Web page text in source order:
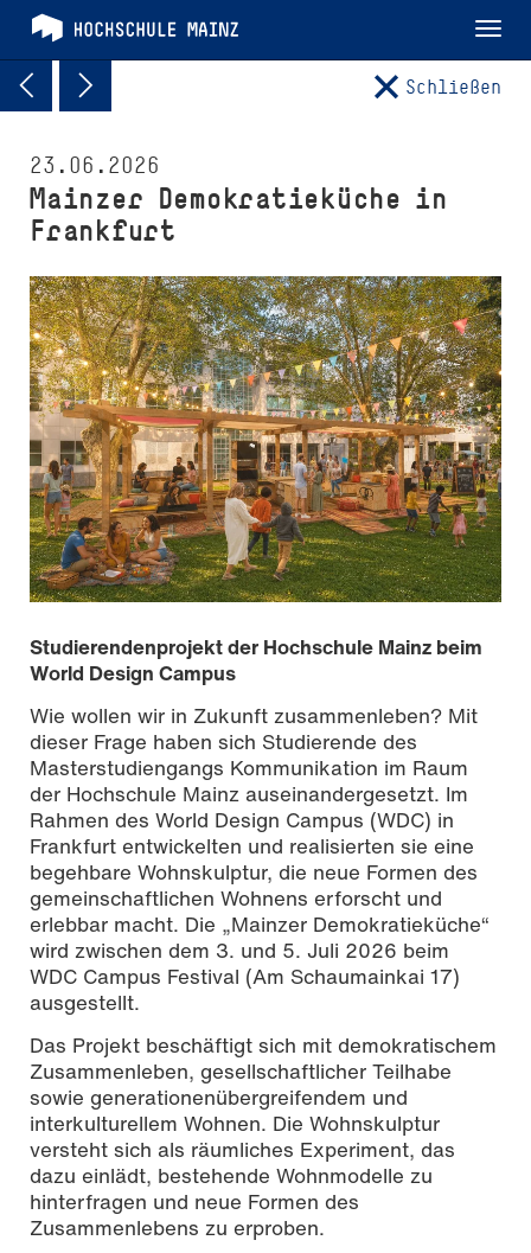
Schließen
23.06.2026
Mainzer De­mo­kra­tie­küche in
Frankfurt
Studierendenprojekt der Hochschule Mainz beim
World Design Campus
Wie wollen wir in Zukunft zusammenleben? Mit
dieser Frage haben sich Studierende des
Masterstudiengangs Kommunikation im Raum
der Hochschule Mainz auseinandergesetzt. Im
Rahmen des World Design Campus (WDC) in
Frankfurt entwickelten und realisierten sie eine
begehbare Wohnskulptur, die neue Formen des
gemeinschaftlichen Wohnens erforscht und
erlebbar macht. Die „Mainzer Demokratieküche“
wird zwischen dem 3. und 5. Juli 2026 beim
WDC Campus Festival (Am Schaumainkai 17)
ausgestellt.
Das Projekt beschäftigt sich mit demokratischem
Zusammenleben, gesellschaftlicher Teilhabe
sowie generationenübergreifendem und
interkulturellem Wohnen. Die Wohnskulptur
versteht sich als räumliches Experiment, das
dazu einlädt, bestehende Wohnmodelle zu
hinterfragen und neue Formen des
Zusammenlebens zu erproben.